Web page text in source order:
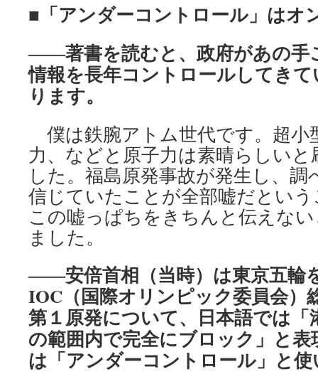
■「アンダーコントロール」はオ
――著書を読むと、政府があの手
情報を長年コントロールしてき
ります。
僕は鉄腕アトム世代です。超小
力、などと原子力は素晴らしい
した。福島原発事故が発生し、
信じていたことが全部嘘だとい
この嘘っぱちをきちんと伝えな
ました。
――安倍首相（当時）は東京五輪
IOC（国際オリンピック委員会）
第１原発について、日本語では「
の範囲内で完全にブロック」と
は「アンダーコントロール」と